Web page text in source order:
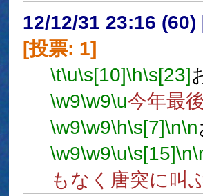
12/12/31 23:16 (60)
[投票: 1]
\t\u\s[10]\h\s[23]
\w9\w9\u今年最
\w9\w9\h\s[7]\n\n
\w9\w9\u\s[15]\n
もなく唐突に叫